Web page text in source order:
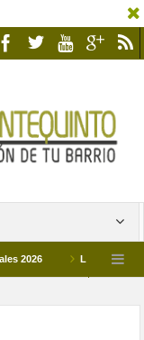
Los Campus de